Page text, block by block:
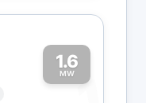
1.6
MW